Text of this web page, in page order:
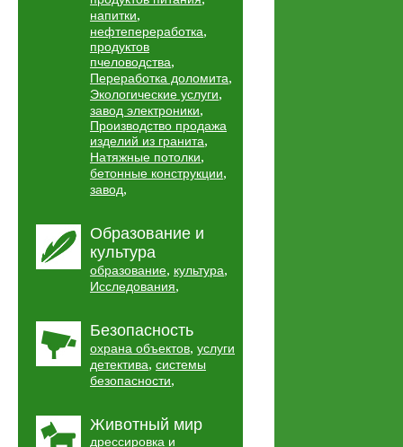
напитки,
нефтепереработка,
продуктов
пчеловодства,
Переработка доломита,
Экологические услуги,
завод электроники,
Производство продажа
изделий из гранита,
Натяжные потолки,
бетонные конструкции,
завод,
Образование и
культура
образование, культура,
Исследования,
Безопасность
охрана объектов, услуги
детектива, системы
безопасности,
Животный мир
дрессировка и